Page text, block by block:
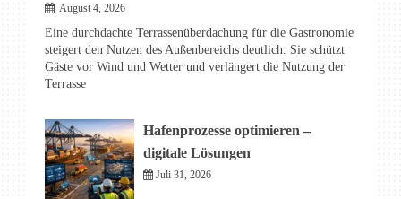
August 4, 2026
Eine durchdachte Terrassenüberdachung für die Gastronomie
steigert den Nutzen des Außenbereichs deutlich. Sie schützt
Gäste vor Wind und Wetter und verlängert die Nutzung der
Terrasse
Hafenprozesse optimieren –
digitale Lösungen
Juli 31, 2026